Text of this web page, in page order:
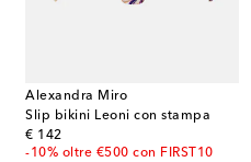
Alexandra Miro
Slip bikini Leoni con stampa
€ 142
original price
-10% oltre €500 con FIRST10